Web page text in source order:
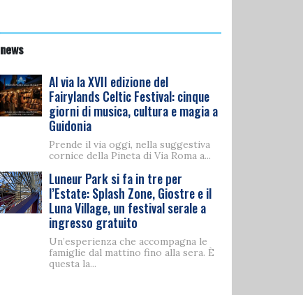
news
Al via la XVII edizione del
Fairylands Celtic Festival: cinque
giorni di musica, cultura e magia a
Guidonia
Prende il via oggi, nella suggestiva
cornice della Pineta di Via Roma a...
Luneur Park si fa in tre per
l’Estate: Splash Zone, Giostre e il
Luna Village, un festival serale a
ingresso gratuito
Un’esperienza che accompagna le
famiglie dal mattino fino alla sera. È
questa la...